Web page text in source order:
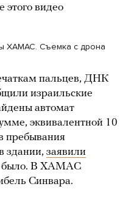
этого видео
ХАМАС. Съемка с дрона
пальцев, ДНК
израильские
автомат
эквивалентной 10
пребывания
здании, заявили
было. В ХАМАС
Синвара.